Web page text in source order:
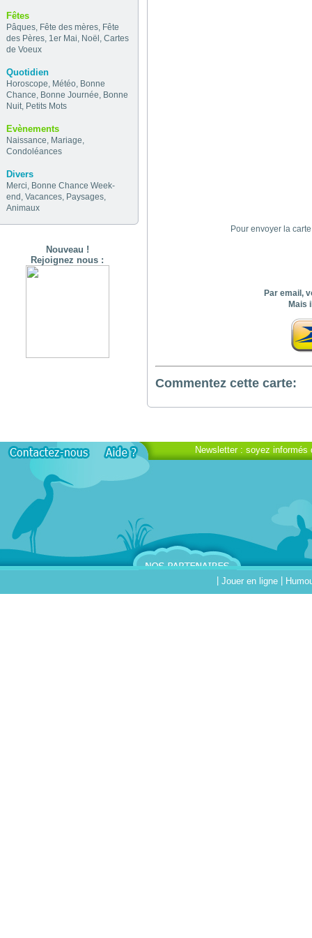
Fêtes
Pâques, Fête des mères, Fête
des Pères, 1er Mai, Noël , Cartes
de Voeux
Quotidien
Horoscope, Météo, Bonne
Chance, Bonne Journée, Bonne
Nuit, Petits Mots
Evènements
Naissance, Mariage,
Condoléances
Divers
Merci, Bonne Chance Week-
end , Vacances, Paysages,
Animaux
Nouveau !
Rejoignez nous :
Pour envoyer la
Par email,
Mais
Commentez cette carte:
Newsletter : soyez
Jouer en ligne